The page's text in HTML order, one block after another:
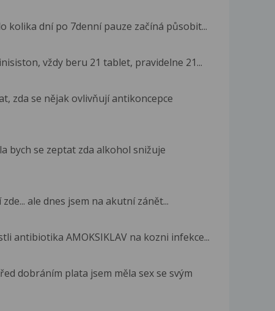
kolika dní po 7denní pauze začíná působit...
vždy beru 21 tablet, pravidelne 21...
zda se nějak ovlivňují antikoncepce
bych se zeptat zda alkohol snižuje
ale dnes jsem na akutní zánět...
antibiotika AMOKSIKLAV na kozni infekce...
dobráním plata jsem měla sex se svým